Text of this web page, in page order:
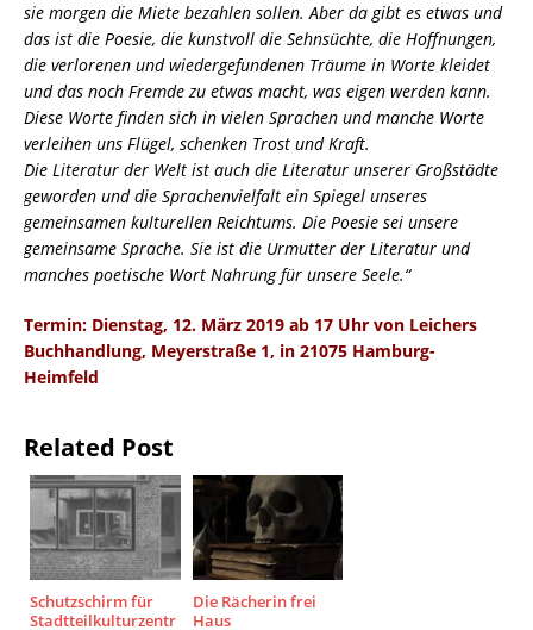
sie morgen die Miete bezahlen sollen. Aber da gibt es etwas und
das ist die Poesie, die kunstvoll die Sehnsüchte, die Hoffnungen,
die verlorenen und wiedergefundenen Träume in Worte kleidet
und das noch Fremde zu etwas macht, was eigen werden kann.
Diese Worte finden sich in vielen Sprachen und manche Worte
verleihen uns Flügel, schenken Trost und Kraft.
Die Literatur der Welt ist auch die Literatur unserer Großstädte
geworden und die Sprachenvielfalt ein Spiegel unseres
gemeinsamen kulturellen Reichtums. Die Poesie sei unsere
gemeinsame Sprache. Sie ist die Urmutter der Literatur und
manches poetische Wort Nahrung für unsere Seele.“
Termin: Dienstag, 12. März 2019 ab 17 Uhr von Leichers
Buchhandlung, Meyerstraße 1, in 21075 Hamburg-
Heimfeld
Related Post
Schutzschirm für
Stadtteilkulturzentr
Die Rächerin frei
Haus